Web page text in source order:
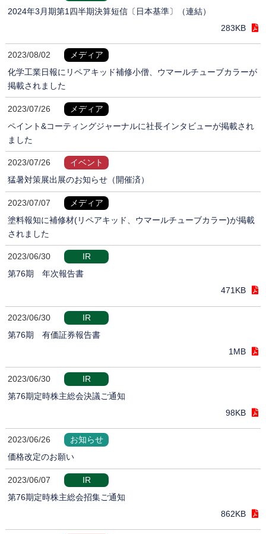
2024年3月期第1四半期決算短信〔日本基準〕（連結）
283KB
2023/08/02
メディア
化学工業日報にリペアキッド補修小僧、ウマールチューブカラーが
掲載されました
2023/07/26
メディア
ペイント&コーティングジャーナルに社長インタビューが掲載され
ました
2023/07/26
イベント
猛暑対策展出展のお知らせ（開催済）
2023/07/07
メディア
塗料報知に補修材(リペアキッド、ウマールチューブカラー)が掲載
されました
2023/06/30
IR
第76期 年次報告書
471KB
2023/06/30
IR
第76期 有価証券報告書
1MB
2023/06/30
IR
第76期定時株主総会決議ご通知
98KB
2023/06/26
お知らせ
価格改定のお願い
2023/06/07
IR
第76期定時株主総会招集ご通知
862KB